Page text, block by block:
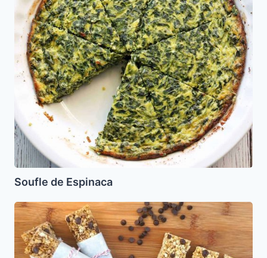
Soufle de Espinaca
Barritas
de
Granola
sin